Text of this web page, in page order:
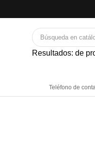
Resultados: de
Teléfono de